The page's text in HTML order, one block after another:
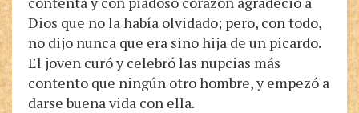
Dios que no la había olvidado; pero, con todo,
no dijo nunca que era sino hija de un picardo.
El joven curó y celebró las nupcias más
contento que ningún otro hombre, y empezó a
darse buena vida con ella.